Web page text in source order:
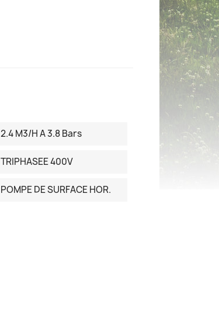
2.4 M3/h A 3.8 Bars
TRIPHASEE 400V
POMPE DE SURFACE HOR.